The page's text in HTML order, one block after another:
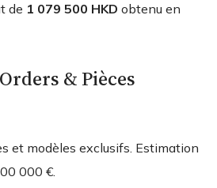
de 1 079 500 HKD obtenu en
& Pièces
et modèles exclusifs. Estimation
000 €.